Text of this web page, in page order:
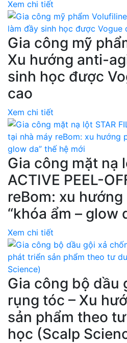
Xem chi tiết
Gia công mỹ
Xu hướng anti-
sinh học được
cao
Xem chi tiết
Gia công mặt nạ
ACTIVE PEEL-
reBom: xu
“khóa ẩm – glow
Xem chi tiết
Gia công bộ dầu
rụng tóc – Xu
sản phẩm theo
học (Scalp